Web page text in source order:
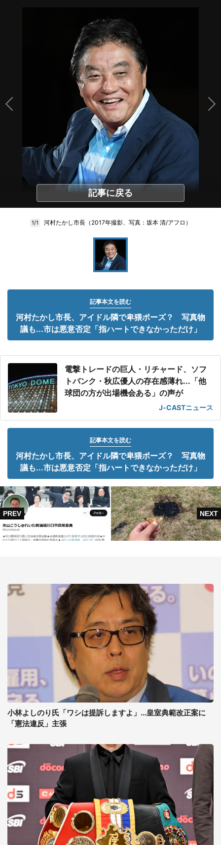
記事に戻る
1/1 河村たかし市長（2017年撮影、写真：坂本 清/アフロ）
記事本文を読む
河村たかし市長、アイドル隣で卑猥ポーズ？ 写真物
議も...市は悪意否定「指ハートできなかっただけ」
電撃トレードの巨人・リチャード、ソフ
トバンク・秋広優人の存在感薄れ...「他
球団の方が出場機会ある」の声が
J-CASTニュース
記事本文を読む
河村たかし市長、アイドル隣で卑猥ポーズ？ 写真物
議も...市は悪意否定「指ハートできなかっただけ」
小林よしのり氏「ワシは提訴しますよ」...皇室典範改正案に
「憲法違反」主張